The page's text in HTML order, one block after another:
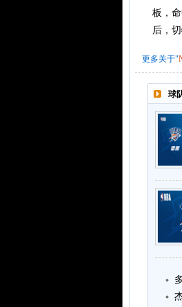
板，
后，
更多关于"
球